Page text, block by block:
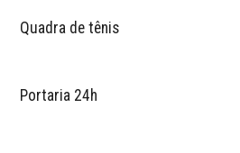
Quadra de tênis
Portaria 24h